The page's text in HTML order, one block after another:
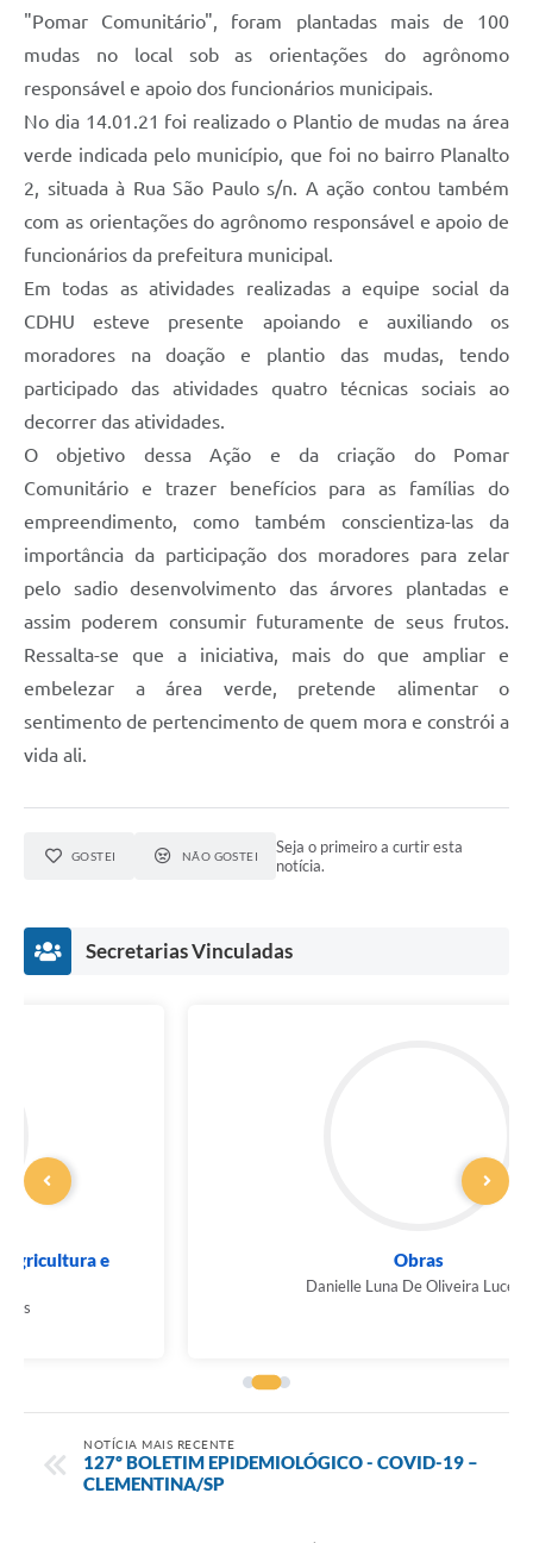
"Pomar Comunitário", foram plantadas mais de 100
mudas no local sob as orientações do agrônomo
responsável e apoio dos funcionários municipais.
No dia 14.01.21 foi realizado o Plantio de mudas na área
verde indicada pelo município, que foi no bairro Planalto
2, situada à Rua São Paulo s/n. A ação contou também
com as orientações do agrônomo responsável e apoio de
funcionários da prefeitura municipal.
Em todas as atividades realizadas a equipe social da
CDHU esteve presente apoiando e auxiliando os
moradores na doação e plantio das mudas, tendo
participado das atividades quatro técnicas sociais ao
decorrer das atividades.
O objetivo dessa Ação e da criação do Pomar
Comunitário e trazer benefícios para as famílias do
empreendimento, como também conscientiza-las da
importância da participação dos moradores para zelar
pelo sadio desenvolvimento das árvores plantadas e
assim poderem consumir futuramente de seus frutos.
Ressalta-se que a iniciativa, mais do que ampliar e
embelezar a área verde, pretende alimentar o
sentimento de pertencimento de quem mora e constrói a
vida ali.
GOSTEI NÃO GOSTEI
Seja o primeiro a curtir esta
notícia.
Secretarias Vinculadas
Danielle Luna De Oliveira Lucena
NOTÍCIA MAIS RECENTE
127º BOLETIM EPIDEMIOLÓGICO - COVID-19 –
CLEMENTINA/SP